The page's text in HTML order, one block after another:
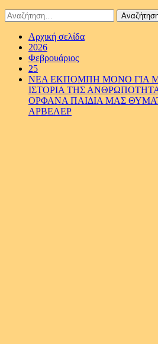
Αναζήτηση
για:
Αρχική σελίδα
2026
Φεβρουάριος
25
ΝΕΑ ΕΚΠΟΜΠΗ ΜΟΝΟ ΓΙΑ
ΙΣΤΟΡΙΑ ΤΗΣ
ΟΡΦΑΝΑ ΠΑΙΔΙΑ ΜΑΣ
ΑΡΒΕΛΕΡ